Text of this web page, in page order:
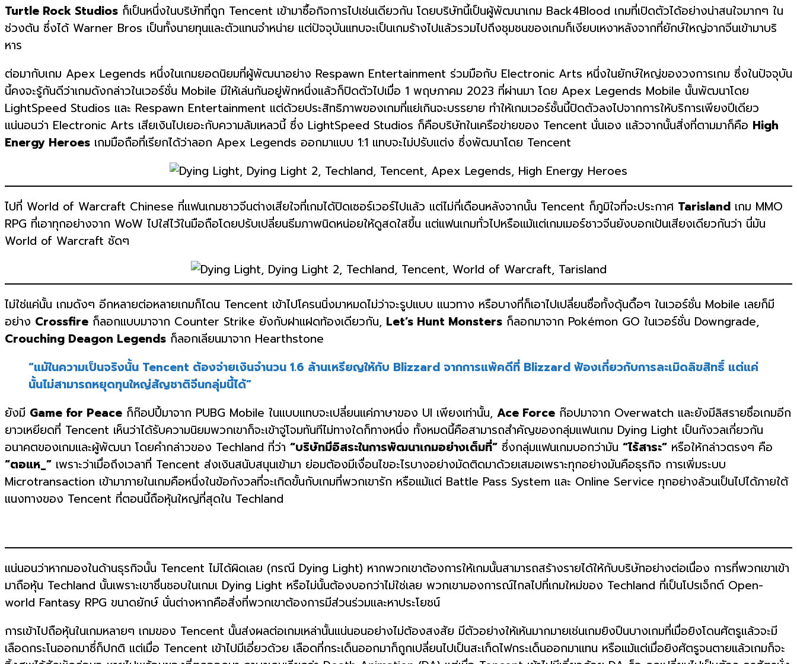
Turtle Rock Studios ก็เป็นหนึ่งในบริษัทที่ถูก Tencent เข้ามาซื้อกิจการไปเช่นเดียวกัน โดยบริษัทนี้เป็นผู้พัฒนาเกม Back4Blood เกมที่เปิดตัวได้อย่างน่าสนใจมากๆ ใน
ช่วงต้น ซึ่งได้ Warner Bros เป็นทั้งนายทุนและตัวแทนจำหน่าย แต่ปัจจุบันแทบจะเป็นเกมร้างไปแล้วรวมไปถึงชุมชนของเกมก็เงียบเหงาหลังจากที่ยักษ์ใหญ่จากจีนเข้ามาบริ
หาร
ต่อมากับเกม Apex Legends หนึ่งในเกมยอดนิยมที่ผู้พัฒนาอย่าง Respawn Entertainment ร่วมมือกับ Electronic Arts หนึ่งในยักษ์ใหญ่ของวงการเกม ซึ่งในปัจจุบัน
นี้คงจะรู้กันดีว่าเกมดังกล่าวในเวอร์ชั่น Mobile มีให้เล่นกันอยู่พักหนึ่งแล้วก็ปิดตัวไปเมื่อ 1 พฤษภาคม 2023 ที่ผ่านมา โดย Apex Legends Mobile นั้นพัฒนาโดย
LightSpeed Studios และ Respawn Entertainment แต่ด้วยประสิทธิภาพของเกมที่แย่เกินจะบรรยาย ทำให้เกมเวอร์ชั้นนี้ปิดตัวลงไปจากการให้บริการเพียงปีเดียว
แน่นอนว่า Electronic Arts เสียเงินไปเยอะกับความล้มเหลวนี้ ซึ่ง LightSpeed Studios ก็คือบริษัทในเครือข่ายของ Tencent นั่นเอง แล้วจากนั้นสิ่งที่ตามมาก็คือ High
Energy Heroes เกมมือถือที่เรียกได้ว่าลอก Apex Legends ออกมาแบบ 1:1 แทบจะไม่ปรับแต่ง ซึ่งพัฒนาโดย Tencent
ไปที่ World of Warcraft Chinese ที่แฟนเกมชาวจีนต่างเสียใจที่เกมได้ปิดเซอร์เวอร์ไปแล้ว แต่ไม่กี่เดือนหลังจากนั้น Tencent ก็ภูมิใจที่จะประกาศ Tarisland เกม MMO
RPG ที่เอาทุกอย่างจาก WoW ไปใส่ไว้ในมือถือโดยปรับเปลี่ยนธีมภาพนิดหน่อยให้ดูสดใสขึ้น แต่แฟนเกมทั่วไปหรือแม้แต่เกมเมอร์ชาวจีนยังบอกเป้นเสียงเดียวกันว่า นี่มัน
World of Warcraft ชัดๆ
ไม่ใช่แค่นั้น เกมดังๆ อีกหลายต่อหลายเกมก็โดน Tencent เข้าไปโครนนิ่งมาหมดไม่ว่าจะรูปแบบ แนวทาง หรือบางที่ก็เอาไปเปลี่ยนชื่อทั้งดุ้นดื้อๆ ในเวอร์ชั่น Mobile เลยก็มี
อย่าง Crossfire ก็ลอกแบบมาจาก Counter Strike ยังกับฝาแฝดท้องเดียวกัน, Let’s Hunt Monsters ก็ลอกมาจาก Pokémon GO ในเวอร์ชั่น Downgrade,
Crouching Deagon Legends ก็ลอกเลียนมาจาก Hearthstone
“แม้ในความเป็นจริงนั้น Tencent ต้องจ่ายเงินจำนวน 1.6 ล้านเหรียญให้กับ Blizzard จากการแพ้คดีที่ Blizzard ฟ้องเกี่ยวกับการละเมิดลิขสิทธิ์ แต่แค่
นั้นไม่สามารถหยุดทุนใหญ่สัญชาติจีนกลุ่มนี้ได้”
ยังมี Game for Peace ก็ก๊อปปี้มาจาก PUBG Mobile ในแบบแทบจะเปลี่ยนแค่ภาษาของ UI เพียงเท่านั้น, Ace Force ก๊อปมาจาก Overwatch และยังมีลิสรายชื่อเกมอีก
ยาวเหยียดที่ Tencent เห็นว่าได้รับความนิยมพวกเขาก็จะเข้าจู่โจมทันทีไม่ทางใดก็ทางหนึ่ง ทั้งหมดนี้คือสามารถสำคัญของกลุ่มแฟนเกม Dying Light เป็นกังวลเกี่ยวกัน
อนาคตของเกมและผู้พัฒนา โดยคำกล่าวของ Techland ที่ว่า “บริษัทมีอิสระในการพัฒนาเกมอย่างเต็มที่” ซึ่งกลุ่มแฟนเกมบอกว่ามัน “ไร้สาระ” หรือให้กล่าวตรงๆ คือ
“ตอแห_” เพราะว่าเมื่อถึงเวลาที่ Tencent ส่งเงินสนับสนุนเข้ามา ย่อมต้องมีเงื่อนไขอะไรบางอย่างมัดติดมาด้วยเสมอเพราะทุกอย่างมันคือธุรกิจ การเพิ่มระบบ
Microtransaction เข้ามาภายในเกมคือหนึ่งในข้อกังวลที่จะเกิดขั้นกับเกมที่พวกเขารัก หรือแม้แต่ Battle Pass System และ Online Service ทุกอย่างล้วนเป็นไปได้ภายใต้
แนงทางของ Tencent ที่ตอนนี้ถือหุ้นใหญ่ที่สุดใน Techland
แน่นอนว่าหากมองในด้านธุรกิจนั้น Tencent ไม่ได้ผิดเลย (กรณี Dying Light) หากพวกเขาต้องการให้เกมนั้นสามารถสร้างรายได้ให้กับบริษัทอย่างต่อเนื่อง การที่พวกเขาเข้า
มาถือหุ้น Techland นั้นเพราะเขาชื่นชอบในเกมเ Dying Light หรือไม่นั้นต้องบอกว่าไม่ใช่เลย พวกเขามองการณ์ไกลไปที่เกมใหม่ของ Techland ที่เป็นโปรเจ็กต์ Open-
world Fantasy RPG ขนาดยักษ์ นั่นต่างหากคือสิ่งที่พวกเขาต้องการมีส่วนร่วมและหาประโยชน์
การเข้าไปถือหุ้นในเกมหลายๆ เกมของ Tencent นั้นส่งผลต่อเกมเหล่านั้นแน่นอนอย่างไม่ต้องสงสัย มีตัวอย่างให้เห้นมากมายเช่นเกมยิงปืนบางเกมที่เมื่อยิงโดนศัตรูแล้วจะมี
เลือดกระโนออกมาซึ่ก็ปกติ แต่เมื่อ Tencent เข้าไปมีเอี่ยวด้วย เลือดที่กระเด็นออกมาก็ถูกเปลี่ยนไปเป็นสะเก็ดไฟกระเด็นออกมาแทน หรือแม้แต่เมื่อยิงศัตรูจนตายแล้วเกมก็จะ